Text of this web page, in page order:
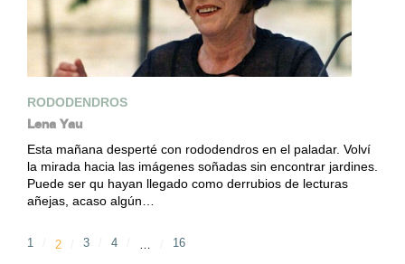
RODODENDROS
Lena Yau
Esta mañana desperté con rododendros en el paladar. Volví
la mirada hacia las imágenes soñadas sin encontrar jardines.
Puede ser qu hayan llegado como derrubios de lecturas
añejas, acaso algún…
1 2 3 4 16